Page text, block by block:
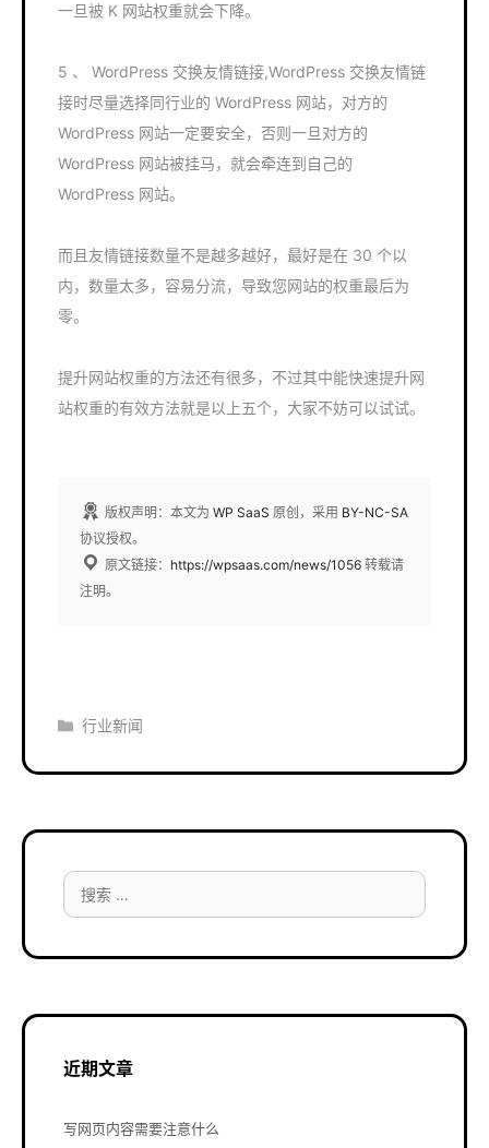
一旦被 K 网站权重就会下降。
5 、 WordPress 交换友情链接,WordPress 交换友情链
接时尽量选择同行业的 WordPress 网站，对方的
WordPress 网站一定要安全，否则一旦对方的
WordPress 网站被挂马，就会牵连到自己的
WordPress 网站。
而且友情链接数量不是越多越好，最好是在 30 个以
内，数量太多，容易分流，导致您网站的权重最后为
零。
提升网站权重的方法还有很多，不过其中能快速提升网
站权重的有效方法就是以上五个，大家不妨可以试试。
版权声明：本文为 WP SaaS 原创，采用 BY-NC-SA
协议授权。
原文链接： https://wpsaas.com/news/1056 转载请
注明。
分
行业新闻
搜
索：
近期文章
写网页内容需要注意什么